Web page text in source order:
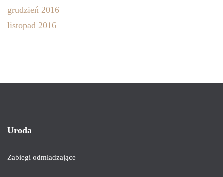
grudzień 2016
listopad 2016
Uroda
Zabiegi odmładzające